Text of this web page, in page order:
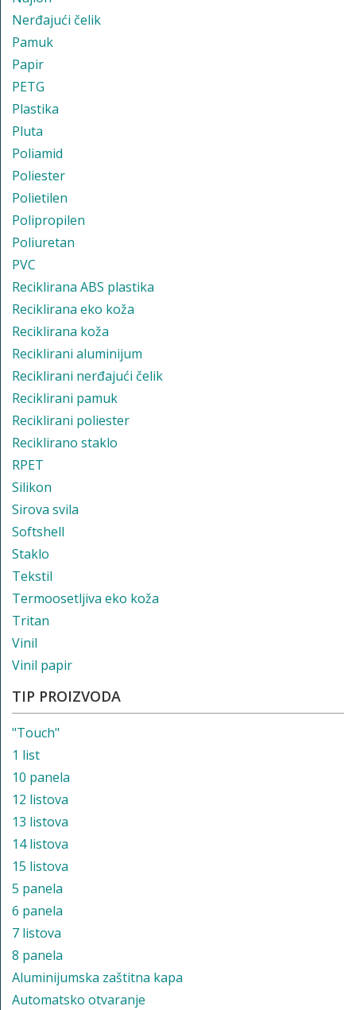
Nerđajući čelik
Pamuk
Papir
PETG
Plastika
Pluta
Poliamid
Poliester
Polietilen
Polipropilen
Poliuretan
PVC
Reciklirana ABS plastika
Reciklirana eko koža
Reciklirana koža
Reciklirani aluminijum
Reciklirani nerđajući čelik
Reciklirani pamuk
Reciklirani poliester
Reciklirano staklo
RPET
Silikon
Sirova svila
Softshell
Staklo
Tekstil
Termoosetljiva eko koža
Tritan
Vinil
Vinil papir
TIP PROIZVODA
"Touch"
1 list
10 panela
12 listova
13 listova
14 listova
15 listova
5 panela
6 panela
7 listova
8 panela
Aluminijumska zaštitna kapa
Automatsko otvaranje